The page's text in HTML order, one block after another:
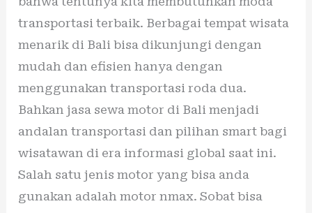
transportasi terbaik. Berbagai tempat wisata
menarik di Bali bisa dikunjungi dengan
mudah dan efisien hanya dengan
menggunakan transportasi roda dua.
Bahkan jasa sewa motor di Bali menjadi
andalan transportasi dan pilihan smart bagi
wisatawan di era informasi global saat ini.
Salah satu jenis motor yang bisa anda
gunakan adalah motor nmax. Sobat bisa